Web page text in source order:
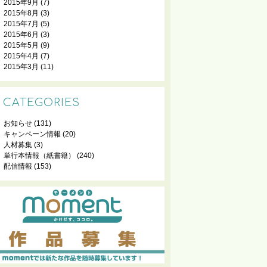
2015年9月 (7)
2015年8月 (3)
2015年7月 (5)
2015年6月 (3)
2015年5月 (9)
2015年4月 (7)
2015年3月 (11)
CATEGORIES
お知らせ (131)
キャンペーン情報 (20)
人材募集 (3)
単行本情報（紙書籍）
(240)
配信情報 (153)